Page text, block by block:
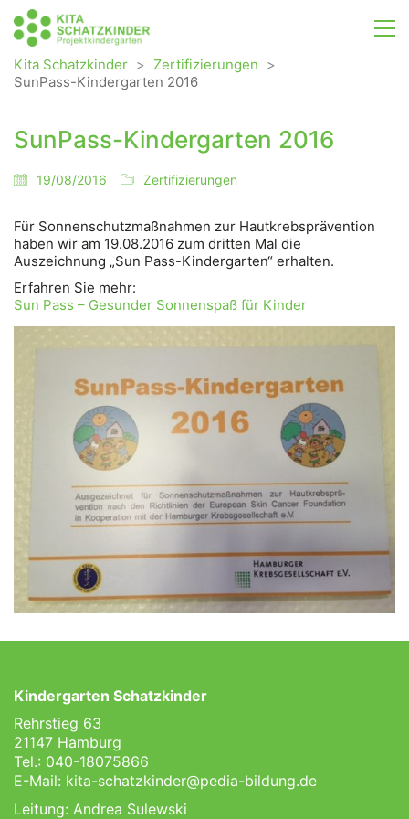
Kita Schatzkinder > Zertifizierungen >
SunPass-Kindergarten 2016
SunPass-Kindergarten 2016
19/08/2016 Zertifizierungen
Für Sonnenschutzmaßnahmen zur Hautkrebsprävention
haben wir am 19.08.2016 zum dritten Mal die
Auszeichnung „Sun Pass-Kindergarten“ erhalten.
Erfahren Sie mehr:
Sun Pass – Gesunder Sonnenspaß für Kinder
Kindergarten Schatzkinder
Rehrstieg 63
21147 Hamburg
Tel.: 040-18075866
E-Mail: kita-schatzkinder@pedia-bildung.de
Leitung: Andrea Sulewski